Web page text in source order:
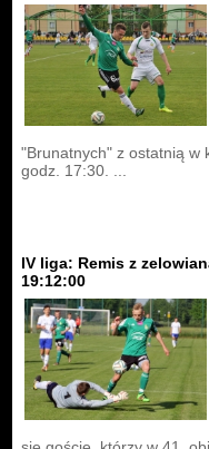
"Brunatnych" z ostatnią w
godz. 17:30. ...
IV liga: Remis z
19:12:00